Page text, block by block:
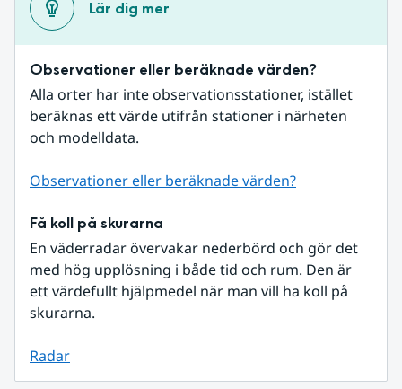
Lär dig mer
Observationer eller beräknade värden?
Alla orter har inte observationsstationer, istället
beräknas ett värde utifrån stationer i närheten
och modelldata.
Observationer eller beräknade värden?
Få koll på skurarna
En väderradar övervakar nederbörd och gör det
med hög upplösning i både tid och rum. Den är
ett värdefullt hjälpmedel när man vill ha koll på
skurarna.
Radar